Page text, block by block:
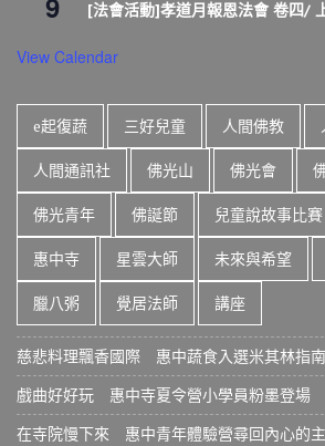
[法會活動]孝道月報恩法會 卷四/
View Calendar
e起復蔬 三好兒童 人間佛教
人間通訊社 佛光山 佛光會
佛光青年 佛誕節 兒童說故事比賽
惠中寺 星雲大師 未來與希望
臘八粥 覺居法師 講座
慈悲料理飄香國際 惠中蔬食入選米其林指南
戲曲好好玩 惠中寺夏令營小學員粉墨登場
在寺院慢下來 惠中青年體驗營尋回內心的